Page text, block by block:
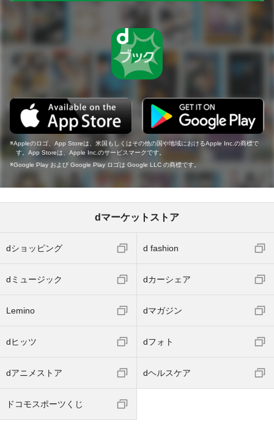
Appleのロゴ、App Storeは、米国もしくはその他の国や地域におけるApple Inc.の商標で
す。App Storeは、Apple Inc.のサービスマークです。
Google Play および Google Play ロゴは Google LLC の商標です。
dマーケットストア
dショッピング d fashion
dミュージック dカーシェア
Lemino dマガジン
dヒッツ dフォト
dアニメストア dヘルスケア
ドコモスポーツくじ